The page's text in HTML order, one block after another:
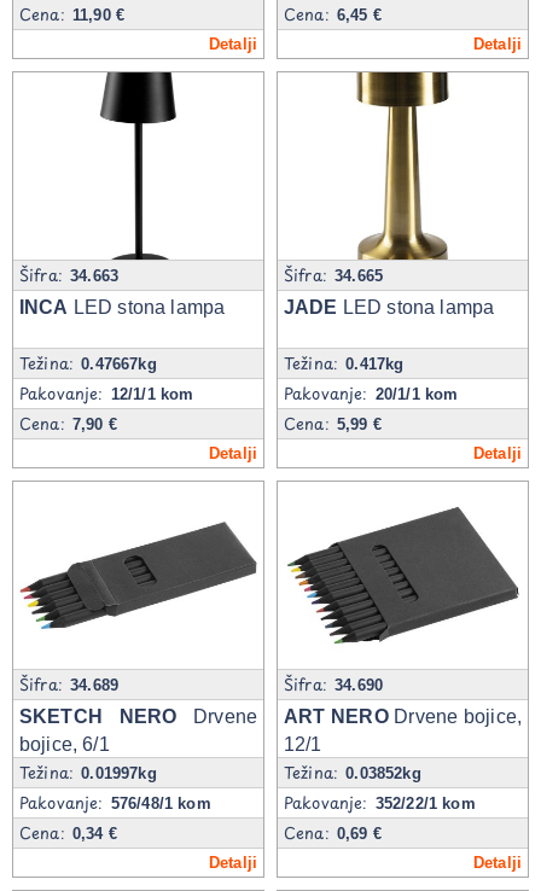
Cena: 11,90 €
Detalji
Cena: 6,45 €
Detalji
Šifra:34.663
INCA LED stona lampa
Težina:0.47667kg
Pakovanje: 12/1/1 kom
Cena: 7,90 €
Detalji
Šifra:34.665
JADE LED stona lampa
Težina:0.417kg
Pakovanje: 20/1/1 kom
Cena: 5,99 €
Detalji
Šifra:34.689
SKETCH NERO Drvene
bojice, 6/1
Težina:0.01997kg
Pakovanje: 576/48/1 kom
Cena: 0,34 €
Detalji
Šifra:34.690
ART NERODrvene bojice,
12/1
Težina:0.03852kg
Pakovanje: 352/22/1 kom
Cena: 0,69 €
Detalji